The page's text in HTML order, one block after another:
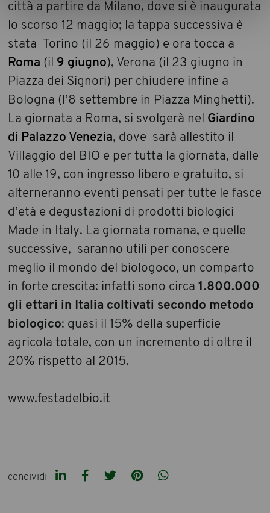
città a partire da Milano, dove si è inaugurata
lo scorso 12 maggio; la tappa successiva è
stata Torino (il 26 maggio) e ora tocca a
Roma (il 9 giugno), Verona (il 23 giugno in
Piazza dei Signori) per chiudere infine a
Bologna (l’8 settembre in Piazza Minghetti).
La giornata a Roma, si svolgerà nel Giardino
di Palazzo Venezia, dove sarà allestito il
Villaggio del BIO e per tutta la giornata, dalle
10 alle 19, con ingresso libero e gratuito, si
alterneranno eventi pensati per tutte le fasce
d’età e degustazioni di prodotti biologici
Made in Italy. La giornata romana, e quelle
successive, saranno utili per conoscere
meglio il mondo del biologoco, un comparto
in forte crescita: infatti sono circa1.800.000
gli ettari in Italia coltivati secondo metodo
biologico: quasi il 15% della superficie
agricola totale, con un incremento di oltre il
20% rispetto al 2015.
www.festadelbio.it
condividi